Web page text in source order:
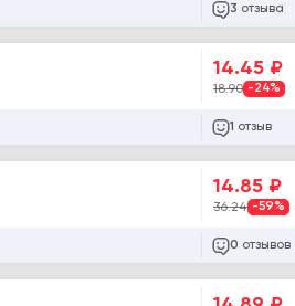
3 отзыва
14.45 ₽
18.90 -24%
1 отзыв
14.85 ₽
36.24 -59%
0 отзывов